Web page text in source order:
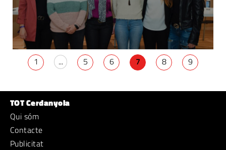
1 ... 5 6 7 8 9
TOT Cerdanyola
Qui sóm
Contacte
Publicitat